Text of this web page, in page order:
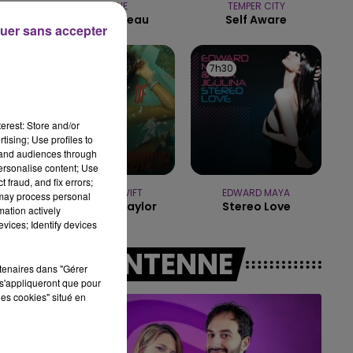
14h00 - 15h00
LA RADIO POP
LOUANE
On Etait Beau
TEMPER CITY
Self Aware
TAYLOR SWIFT
Elizabeth Taylor
7h30
7h30
EDWARD MAYA
Stereo Love
A L'ANTENNE
Store and/or
Use profiles to
audiences through
content; Use
fraud, and fix errors;
process personal
actively
Identify devices
dans "Gérer
que pour
cookies" situé en
sans accepter